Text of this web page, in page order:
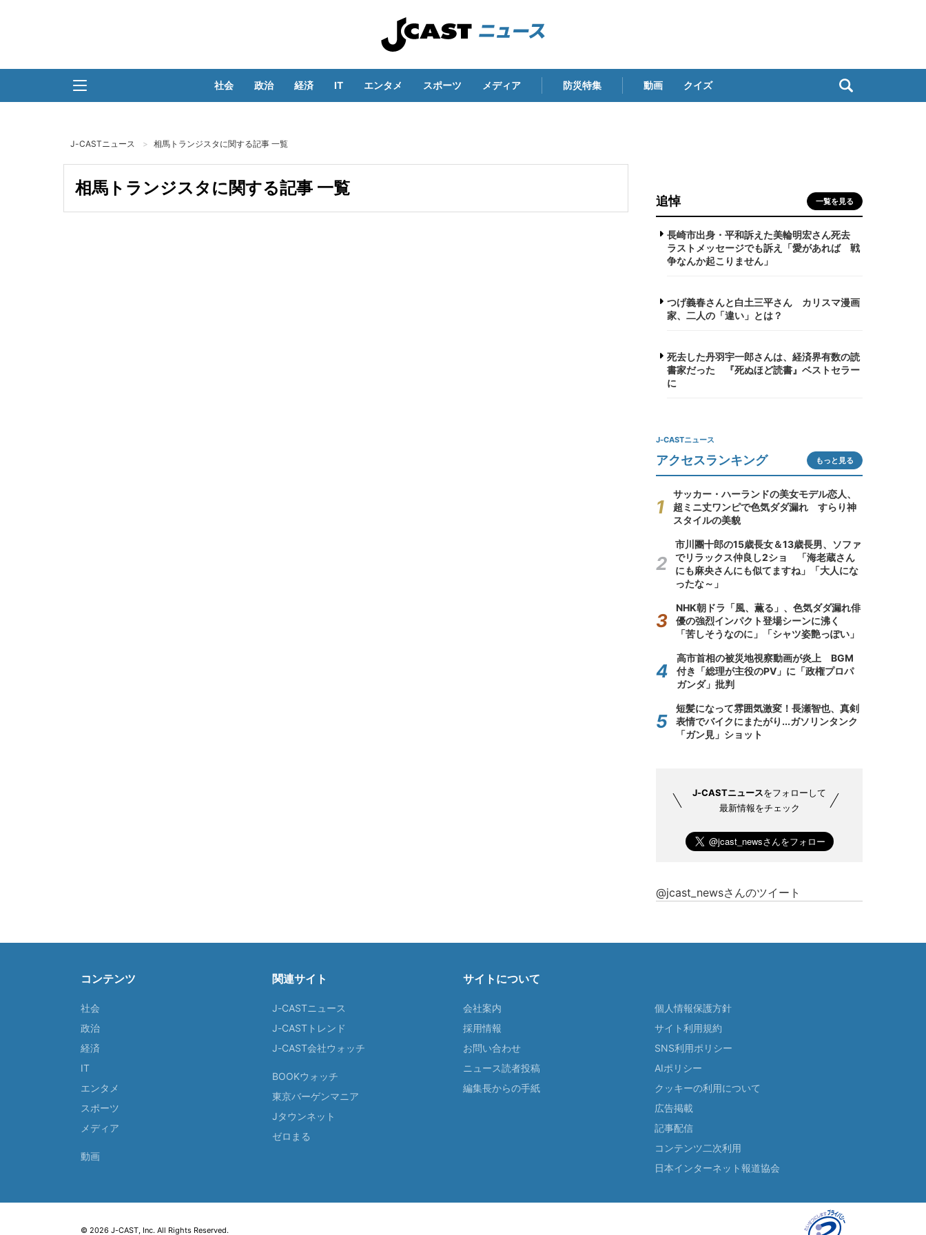
社会 政治 経済 IT エンタメ スポーツ メディア 防災特集 動画 クイズ
J-CASTニュース 相馬トランジスタに関する記事 一覧
相馬トランジスタに関する記事 一覧
追悼 一覧を見る
長崎市出身・平和訴えた美輪明宏さん死去
ラストメッセージでも訴え「愛があれば 戦
争なんか起こりません」
つげ義春さんと白土三平さん カリスマ漫画
家、二人の「違い」とは？
死去した丹羽宇一郎さんは、経済界有数の読
書家だった 『死ぬほど読書』ベストセラー
に
J-CASTニュース
アクセスランキング もっと見る
サッカー・ハーランドの美女モデル恋人、
超ミニ丈ワンピで色気ダダ漏れ すらり神
スタイルの美貌
市川團十郎の15歳長女＆13歳長男、ソファ
でリラックス仲良し2ショ 「海老蔵さん
にも麻央さんにも似てますね」「大人にな
ったな～」
NHK朝ドラ「風、薫る」、色気ダダ漏れ俳
優の強烈インパクト登場シーンに沸く
「苦しそうなのに」「シャツ姿艶っぽい」
高市首相の被災地視察動画が炎上 BGM
付き「総理が主役のPV」に「政権プロパ
ガンダ」批判
短髪になって雰囲気激変！長瀬智也、真剣
表情でバイクにまたがり...ガソリンタンク
「ガン見」ショット
J-CASTニュースをフォローして
最新情報をチェック
@jcast_newsさんのツイート
コンテンツ
社会
政治
経済
IT
エンタメ
スポーツ
メディア
動画
関連サイト
J-CASTニュース
J-CASTトレンド
J-CAST会社ウォッチ
BOOKウォッチ
東京バーゲンマニア
Jタウンネット
ゼロまる
サイトについて
会社案内
採用情報
お問い合わせ
ニュース読者投稿
編集長からの手紙
個人情報保護方針
サイト利用規約
SNS利用ポリシー
AIポリシー
クッキーの利用について
広告掲載
記事配信
コンテンツ二次利用
日本インターネット報道協会
© 2026 J-CAST, Inc. All Rights Reserved.